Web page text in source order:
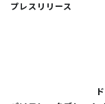
プレスリリース